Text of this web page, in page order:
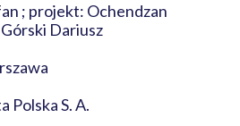
; projekt: Ochendzan
Dariusz
Polska S. A.